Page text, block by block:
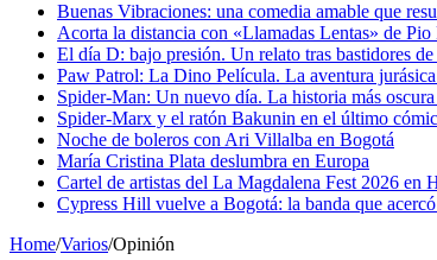
Buenas Vibraciones: una comedia amable que
Acorta la distancia con «Llamadas Lentas» de Pio
El día D: bajo presión. Un relato tras bastidores
Paw Patrol: La Dino Película. La aventura
Spider-Man: Un nuevo día. La historia más
Spider-Marx y el ratón Bakunin en el último cómic
Noche de boleros con Ari Villalba en Bogotá
María Cristina Plata deslumbra en Europa
Cartel de artistas del La Magdalena Fest 2026 en
Cypress Hill vuelve a Bogotá: la banda que
Home/Varios/Opinión